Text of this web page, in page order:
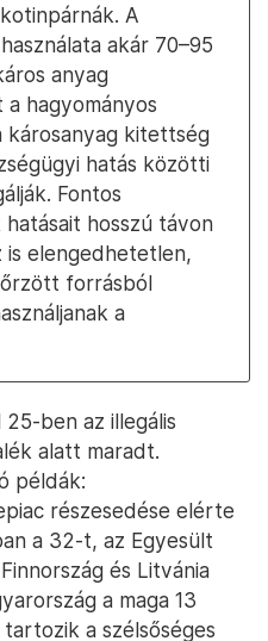
A
akár 70–95
anyag
hagyományos
károsanyag kitettség
hatás közötti
Fontos
hosszú távon
is elengedhetetlen,
forrásból
a
ben az illegális
alatt maradt.
példák:
részesedése elérte
a 32-t, az Egyesült
és Litvánia
a maga 13
a szélsőséges